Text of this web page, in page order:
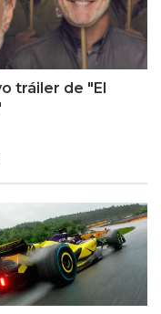
tráiler de "El